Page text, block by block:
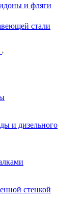
и фляги
стали
и дизельного
стенкой